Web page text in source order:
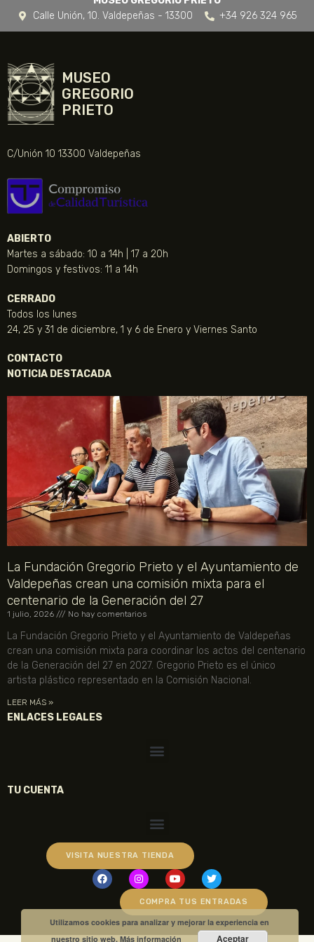
Calle Unión, 10. Valdepeñas - 13300
+34 926 324 965
MUSEO
GREGORIO
PRIETO
C/Unión 10 13300 Valdepeñas
ABIERTO
Martes a sábado: 10 a 14h | 17 a 20h
Domingos y festivos: 11 a 14h
CERRADO
Todos los lunes
24, 25 y 31 de diciembre, 1 y 6 de Enero y Viernes Santo
CONTACTO
NOTICIA DESTACADA
La Fundación Gregorio Prieto y el Ayuntamiento de
Valdepeñas crean una comisión mixta para el
centenario de la Generación del 27
1 julio, 2026 No hay comentarios
La Fundación Gregorio Prieto y el Ayuntamiento de Valdepeñas
crean una comisión mixta para coordinar los actos del centenario
de la Generación del 27 en 2027. Gregorio Prieto es el único
artista plástico representado en la Comisión Nacional.
LEER MÁS »
ENLACES LEGALES
TU CUENTA
VISITA NUESTRA TIENDA
COMPRA TUS ENTRADAS
Utilizamos cookies para analizar y mejorar la experiencia en
nuestro sitio web.Más información Aceptar